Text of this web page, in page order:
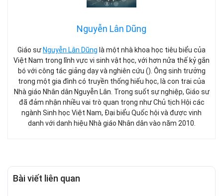
Nguyễn Lân Dũng
Giáo sư Nguyễn Lân Dũng là một nhà khoa học tiêu biểu của
Việt Nam trong lĩnh vực vi sinh vật học, với hơn nửa thế kỷ gắn
bó với công tác giảng dạy và nghiên cứu (). Ông sinh trưởng
trong một gia đình có truyền thống hiếu học, là con trai của
Nhà giáo Nhân dân Nguyễn Lân. Trong suốt sự nghiệp, Giáo sư
đã đảm nhận nhiều vai trò quan trọng như Chủ tịch Hội các
ngành Sinh học Việt Nam, Đại biểu Quốc hội và được vinh
danh với danh hiệu Nhà giáo Nhân dân vào năm 2010.
Bài viết liên quan